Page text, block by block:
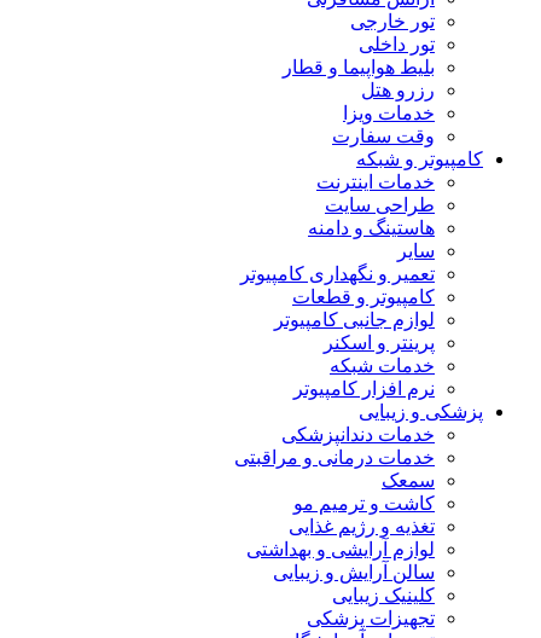
تور خارجی
تور داخلی
بلیط هواپیما و قطار
رزرو هتل
خدمات ویزا
وقت سفارت
کامپیوتر و شبکه
خدمات اینترنت
طراحی سایت
هاستینگ و دامنه
سایر
تعمیر و نگهداری کامپیوتر
کامپیوتر و قطعات
لوازم جانبی کامپیوتر
پرینتر و اسکنر
خدمات شبکه
نرم افزار کامپیوتر
پزشکی و زیبایی
خدمات دندانپزشکی
خدمات درمانی و مراقبتی
سمعک
کاشت و ترمیم مو
تغذیه و رژیم غذایی
لوازم آرایشی و بهداشتی
سالن آرایش و زیبایی
کلینیک زیبایی
تجهیزات پزشکی